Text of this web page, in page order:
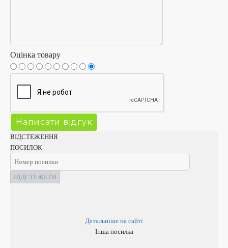
ВІДСТЕЖЕННЯ
ПОСИЛОК
ВІДСТЕЖЕТИ
Детальніше на сайті
Інша посилка
Оцінка товару